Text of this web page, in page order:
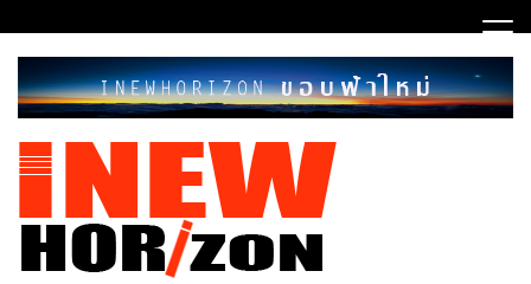
to
content